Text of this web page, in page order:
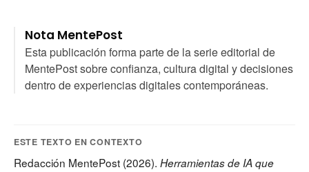
Nota MentePost
Esta publicación forma parte de la serie editorial de
MentePost sobre confianza, cultura digital y decisiones
dentro de experiencias digitales contemporáneas.
ESTE TEXTO EN CONTEXTO
Redacción MentePost (2026). Herramientas de IA que